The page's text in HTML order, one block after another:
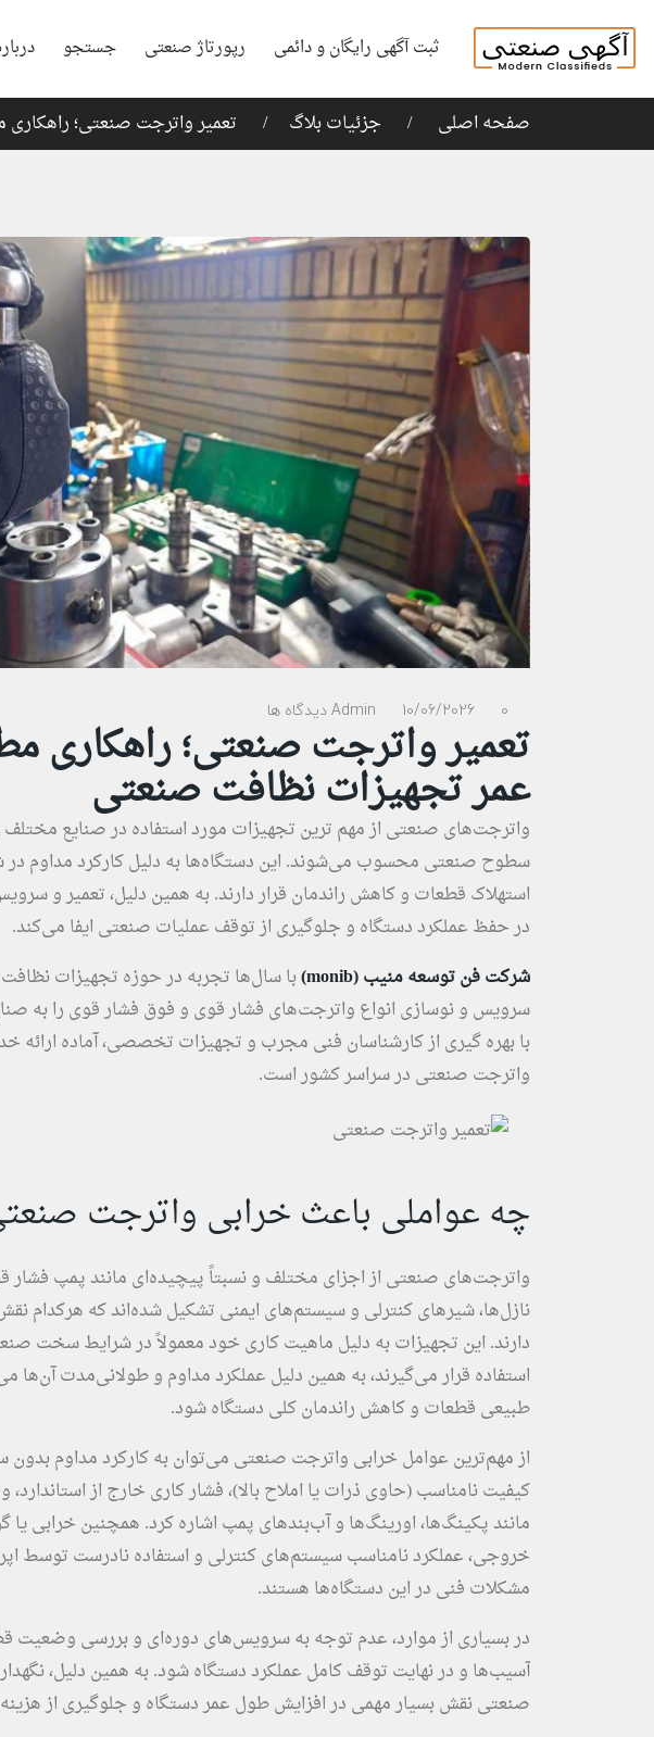
ثبت آگهی رایگان و دائمی رپورتاژ صنعتی جستجو
صفحه اصلی جزئیات بلاگ تعمیر واترجت صنعتی؛
Admin 10/06/2026 0 دیدگاه ها
تعمیر واترجت صنعتی؛ راهکاری
عمر تجهیزات نظافت صنعتی
واترجت‌های صنعتی از مهم‌ ترین تجهیزات مورد استفاده در صنایع
سطوح صنعتی محسوب می‌شوند. این دستگاه‌ها به دلیل کارکرد مداوم
استهلاک قطعات و کاهش راندمان قرار دارند. به همین دلیل، تعمیر و
در حفظ عملکرد دستگاه و جلوگیری از توقف عملیات صنعتی ایفا می‌کند.
شرکت فن توسعه منیب (monib)
با سال‌ها تجربه در حوزه تجهیزات
سرویس و نوسازی انواع واترجت‌های فشار قوی و فوق فشار قوی را به
با بهره‌ گیری از کارشناسان فنی مجرب و تجهیزات تخصصی، آماده ارائه
واترجت صنعتی در سراسر کشور است.
چه عواملی باعث خرابی واترجت
واترجت‌های صنعتی از اجزای مختلف و نسبتاً پیچیده‌ای مانند پمپ فشار
نازل‌ها، شیرهای کنترلی و سیستم‌های ایمنی تشکیل شده‌اند که هرکدام
دارند. این تجهیزات به دلیل ماهیت کاری خود معمولاً در شرایط سخت
استفاده قرار می‌گیرند، به همین دلیل عملکرد مداوم و طولانی‌مدت آن‌ها
طبیعی قطعات و کاهش راندمان کلی دستگاه شود.
از مهم‌ترین عوامل خرابی واترجت صنعتی می‌توان به کارکرد مداوم بدون
کیفیت نامناسب (حاوی ذرات یا املاح بالا)، فشار کاری خارج از
مانند پکینگ‌ها، اورینگ‌ها و آب‌بندهای پمپ اشاره کرد. همچنین خرابی یا
خروجی، عملکرد نامناسب سیستم‌های کنترلی و استفاده نادرست توسط
مشکلات فنی در این دستگاه‌ها هستند.
در بسیاری از موارد، عدم توجه به سرویس‌های دوره‌ای و بررسی وضعیت
آسیب‌ها و در نهایت توقف کامل عملکرد دستگاه شود. به همین دلیل،
صنعتی نقش بسیار مهمی در افزایش طول عمر دستگاه و جلوگیری از